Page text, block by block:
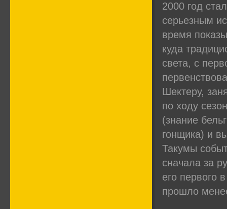
2000 год
серьезным
время
куда
света, с
Шектеру,
по ходу
(знание
гонщика) и
Такумы
сначала за
его первого
прошло